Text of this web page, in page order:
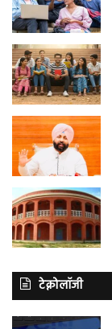
टेक्नोलॉजी